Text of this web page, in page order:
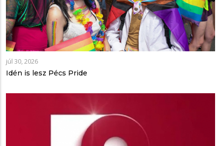
júl 30, 2026
Idén is lesz Pécs Pride